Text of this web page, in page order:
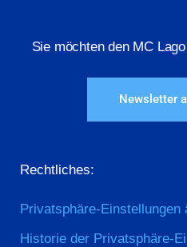
Sie möchten den MC
Newsletter
Rechtliches:
Privatsphäre-Einstellungen
Historie der Privatsphäre-